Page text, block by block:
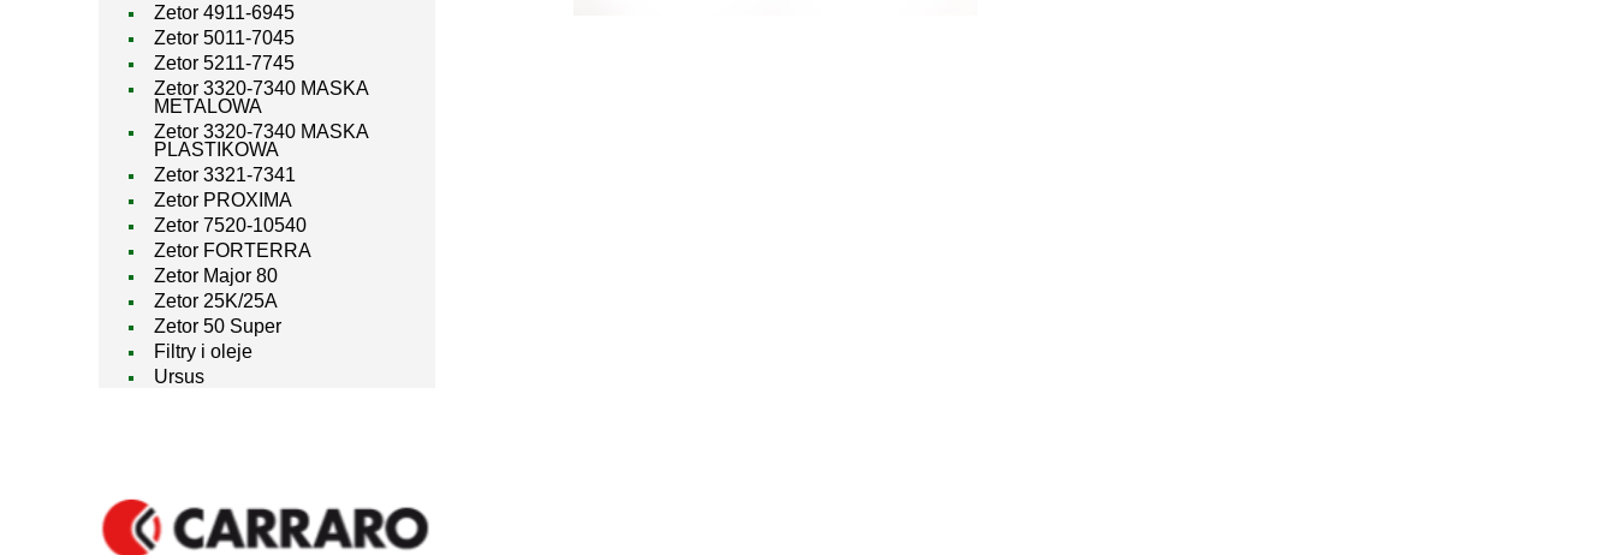
Zetor 4911-6945
Zetor 5011-7045
Zetor 5211-7745
Zetor 3320-7340 MASKA
METALOWA
Zetor 3320-7340 MASKA
PLASTIKOWA
Zetor 3321-7341
Zetor PROXIMA
Zetor 7520-10540
Zetor FORTERRA
Zetor Major 80
Zetor 25K/25A
Zetor 50 Super
Filtry i oleje
Ursus